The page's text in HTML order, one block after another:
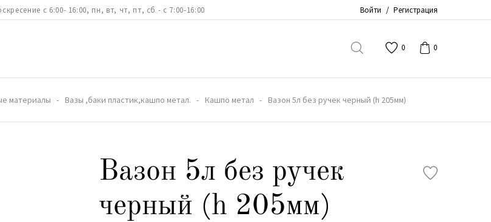
с 6:00- 16:00, пн, вт, чт, пт, сб - с 7:00-16:00 Войти / Регистрация
0 0
материалы Вазы ,баки пластик,кашпо метал. Кашпо метал Вазон 5л без ручек черный (h 205мм)
Вазон 5л без ручек
черный (h 205мм)